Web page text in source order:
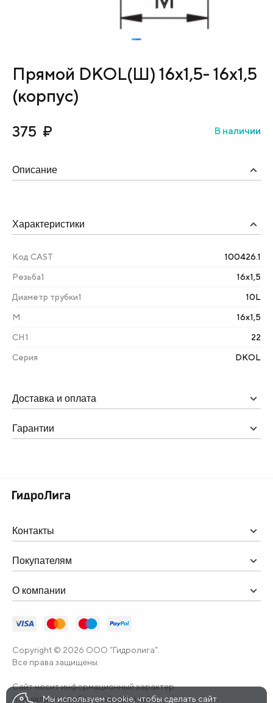
Прямой DKOL(Ш) 16х1,5- 16х1,5
(корпус)
375 ₽ В наличии
Описание
Характеристики
Код CAST 100426.1
Резьба1 16х1,5
Диаметр трубки1 10L
М 16х1,5
CH1 22
Серия DKOL
Доставка и оплата
Гарантии
Контакты
Покупателям
О компании
Copyright © 2026 ООО “Гидролига”.
Все права защищены.
Сайт носит информационный характер
и не является публичной офертой.
Мы используем cookie, чтобы сделать сайт